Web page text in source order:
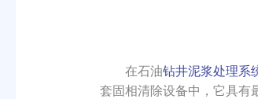
在石油钻井泥浆处理系
套固相清除设备中，它具有